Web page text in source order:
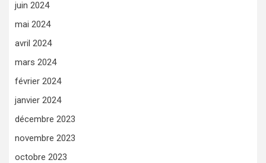
juin 2024
mai 2024
avril 2024
mars 2024
février 2024
janvier 2024
décembre 2023
novembre 2023
octobre 2023